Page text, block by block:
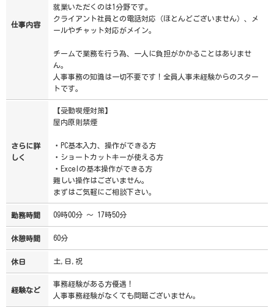
仕事内容
就業いただくのは1分野です。
クライアント社員との電話対応（ほとんどございません）、メ
ールやチャット対応がメイン。
チームで業務を行う為、一人に負担がかかることはありませ
ん。
人事事務の知識は一切不要です！全員人事未経験からのスター
トです。
さらに詳
しく
【受動喫煙対策】
屋内原則禁煙
・PC基本入力、操作ができる方
・ショートカットキーが使える方
・Excelの基本操作ができる方
難しい操作はございません。
まずはご気軽にご相談下さい。
勤務時間 09時00分 ～ 17時50分
休憩時間 60分
休日 土,日,祝
経験など
事務経験がある方優遇！
人事事務経験がなくても問題ございません。